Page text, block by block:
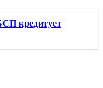
кредитует